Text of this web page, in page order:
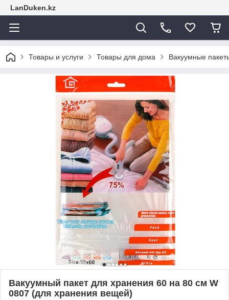
LanDuken.kz
Товары и услуги Товары для дома Вакуумные
Вакуумный пакет для хранения 60 на 80 см W
0807 (для хранения вещей)